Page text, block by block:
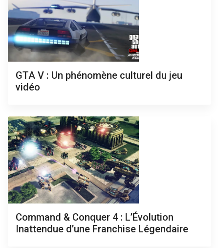
GTA V : Un phénomène culturel du jeu
vidéo
Command & Conquer 4 : L’Évolution
Inattendue d’une Franchise Légendaire